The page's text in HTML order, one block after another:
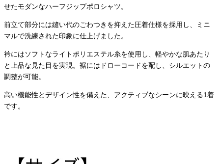
せたモダンなハーフジップポロシャツ。
前立て部分には縫い代のごわつきを抑えた圧着仕様を採用し、ミニ
マルで洗練された印象に仕上げました。
衿にはソフトなライトポリエステル糸を使用し、軽やかな肌あたり
と上品な見た目を実現。裾にはドローコードを配し、シルエットの
調整が可能。
高い機能性とデザイン性を備えた、アクティブなシーンに映える1着
です。